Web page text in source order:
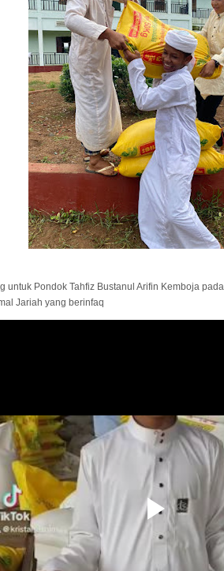
untuk Pondok Tahfiz Bustanul Arifin Kemboja
Jariah yang berinfaq